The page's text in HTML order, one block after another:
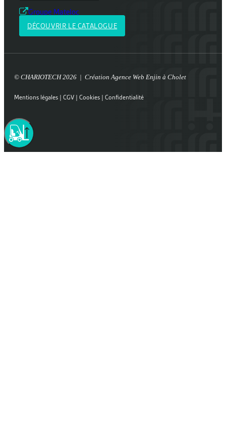
Groupe Mateloc
DÉCOUVRIR LE CATALOGUE
© CHARIOTECH 2026 | Création Agence Web Enjin à Cholet
Mentions légales | CGV | Cookies | Confidentialité